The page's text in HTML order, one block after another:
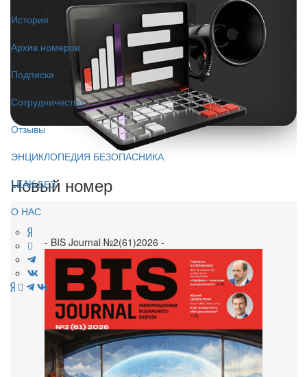
История
Архив номеров
Подписка
Сотрудничество
Отзывы
ЭНЦИКЛОПЕДИЯ БЕЗОПАСНИКА
LEAK-БЕЗ
О НАС
Новый номер
- BIS Journal №2(61)2026 -